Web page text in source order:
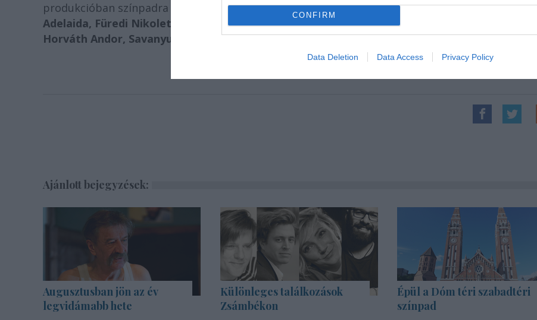
CONFIRM
Data Deletion Data Access Privacy Policy
produkcióban színpadra lép
Szomor György, Vastag Tamás, Vastag Csaba, Buch Tibor, Halas
Adelaida, Füredi Nikolett
és a soproni Petőfi Színház művészei:Simon Andrea, Szőcs Erika,
Horváth Andor, Savanyu Gergely. A rendező-koreográfusSzakál Attila.
Ajánlott bejegyzések:
Augusztusban jön az év
legvidámabb hete
Különleges találkozások
Zsámbékon
Épül a Dóm téri szabadtéri
színpad